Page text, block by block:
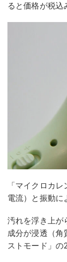
ると価格が税
「マイクロカ
電流）と振動に
汚れを浮き上が
成分が浸透（角
ストモード」の